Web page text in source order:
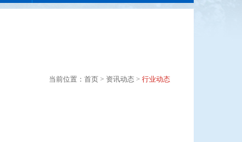
当前位置：首页 > 资讯动态 > 行业动态